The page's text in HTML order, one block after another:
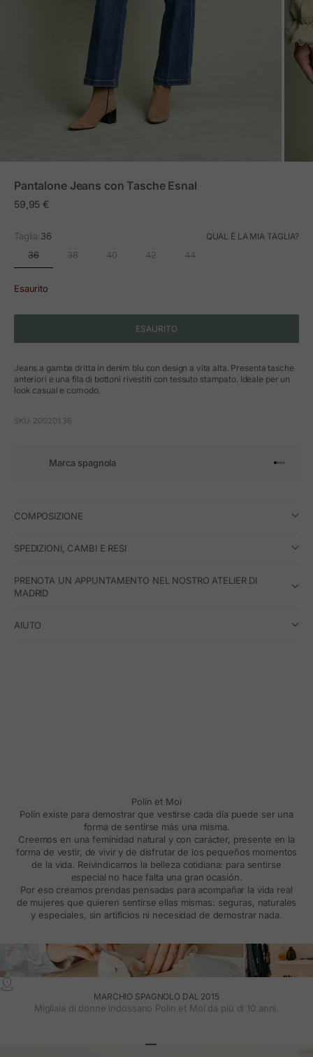
Pantalone Jeans con Tasche Esnal
Prezzo in offerta
59,95 €
Taglia:36 QUAL È LA MIA TAGLIA?
36 38 40 42 44
Esaurito
ESAURITO
Jeans a gamba dritta in denim blu con design a vita alta. Presenta tasche
anteriori e una fila di bottoni rivestiti con tessuto stampato. Ideale per un
look casual e comodo.
SKU: 200201.36
Marca spagnola Vai
Vai
Vai
Vai
COMPOSIZIONE
SPEDIZIONI, CAMBI E RESI
PRENOTA UN APPUNTAMENTO NEL NOSTRO ATELIER DI
MADRID
AIUTO
Polín et Moi
Polín existe para demostrar que vestirse cada día puede ser una
forma de sentirse más una misma.
Creemos en una feminidad natural y con carácter, presente en la
forma de vestir, de vivir y de disfrutar de los pequeños momentos
de la vida. Reivindicamos la belleza cotidiana: para sentirse
especial no hace falta una gran ocasión.
Por eso creamos prendas pensadas para acompañar la vida real
de mujeres que quieren sentirse ellas mismas: seguras, naturales
y especiales, sin artificios ni necesidad de demostrar nada.
MARCHIO SPAGNOLO DAL 2015
Migliaia di donne indossano Polin et Moi da più di 10 anni.